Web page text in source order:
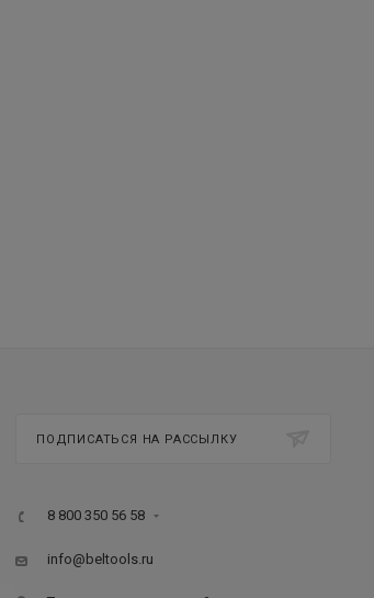
ПОДПИСАТЬСЯ НА РАССЫЛКУ
8 800 350 56 58
info@beltools.ru